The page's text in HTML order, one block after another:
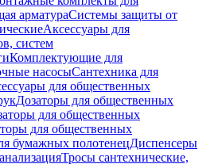
арматураСистемы защиты от
Аксессуары для
систем
Комплектующие для
насосыСантехника для
для общественных
Дозаторы для общественных
для общественных
для общественных
бумажных полотенецДиспенсеры
Тросы сантехнические,